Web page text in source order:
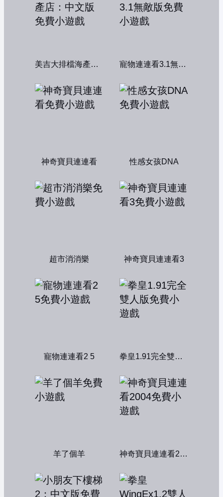
美吉大排檔海產店：中文版 寵物連連看3.1無敵版
神奇寶貝連連看 性感女孩DNA
超市消消樂 神奇寶貝連連看3
寵物連連看2 5 拳皇1.91完全雙人版
羊了個羊 神奇寶貝連連看2004